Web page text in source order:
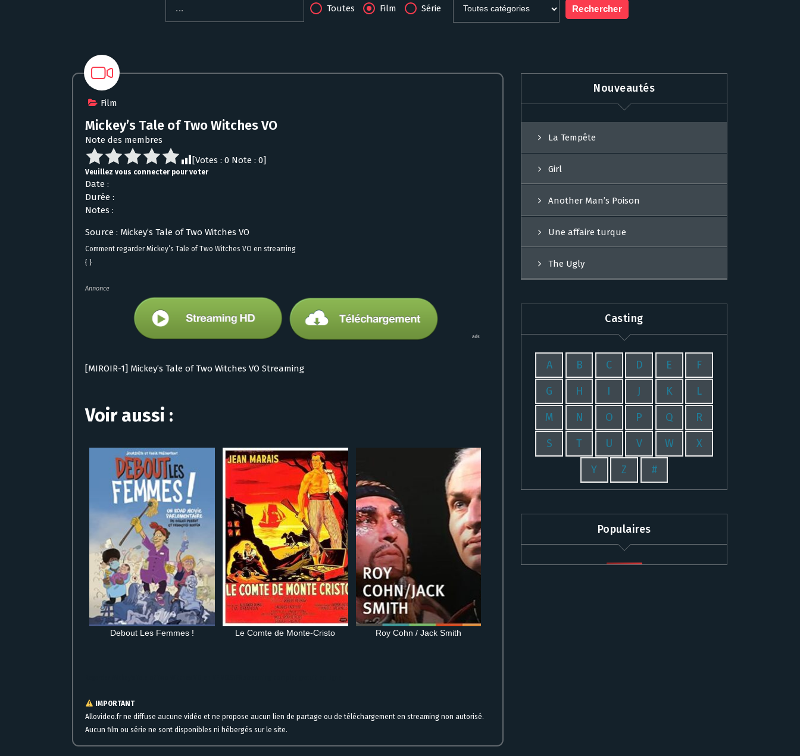
Toutes Film Série
Film
Mickey’s Tale of Two Witches VO
Note des membres
[Votes : 0 Note : 0]
Veuillez vous connecter pour voter
Date :
Durée :
Notes :
Source : Mickey’s Tale of Two Witches VO
Comment regarder Mickey’s Tale of Two Witches VO en streaming
{ }
Annonce
[MIROIR-1] Mickey’s Tale of Two Witches VO Streaming
Voir aussi :
Debout Les Femmes ! Le Comte de Monte-Cristo Roy Cohn / Jack Smith
IMPORTANT
Allovideo.fr ne diffuse aucune vidéo et ne propose aucun lien de partage ou de téléchargement en streaming non autorisé.
Aucun film ou série ne sont disponibles ni hébergés sur le site.
Nouveautés
La Tempête
Girl
Another Man’s Poison
Une affaire turque
The Ugly
Casting
A B C D E F
G H I J K L
M N O P Q R
S T U V W X
Y Z #
Populaires